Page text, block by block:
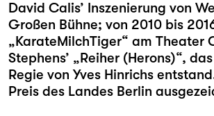
David Calis’ Inszenierung von
Großen Bühne; von 2010 bis
„KarateMilchTiger“ am Theater
Stephens’ „Reiher (Herons)“,
Regie von Yves Hinrichs
Preis des Landes Berlin